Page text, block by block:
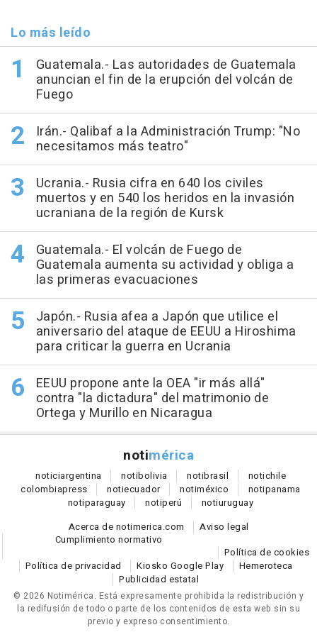
Lo más leído
Guatemala.- Las autoridades de Guatemala
anuncian el fin de la erupción del volcán de
Fuego
Irán.- Qalibaf a la Administración Trump: "No
necesitamos más teatro"
Ucrania.- Rusia cifra en 640 los civiles
muertos y en 540 los heridos en la invasión
ucraniana de la región de Kursk
Guatemala.- El volcán de Fuego de
Guatemala aumenta su actividad y obliga a
las primeras evacuaciones
Japón.- Rusia afea a Japón que utilice el
aniversario del ataque de EEUU a Hiroshima
para criticar la guerra en Ucrania
EEUU propone ante la OEA "ir más allá"
contra "la dictadura" del matrimonio de
Ortega y Murillo en Nicaragua
notimérica
noticiargentina notibolivia notibrasil notichile
colombiapress notiecuador notiméxico notipanama
notiparaguay notiperú notiuruguay
Acerca de notimerica.com
Aviso legal
Cumplimiento normativo
Política de cookies
Política de privacidad
Kiosko Google Play
Hemeroteca
Publicidad estatal
© 2026 Notimérica. Está expresamente prohibida la redistribución y
la redifusión de todo o parte de los contenidos de esta web sin su
previo y expreso consentimiento.